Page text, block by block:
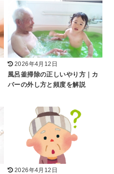
2026年4月12日
風呂釜掃除の正しいやり方｜カ
バーの外し方と頻度を解説
2026年4月12日